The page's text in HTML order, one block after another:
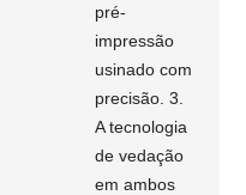
pré-
impressão
usinado com
precisão. 3.
A tecnologia
de vedação
em ambos